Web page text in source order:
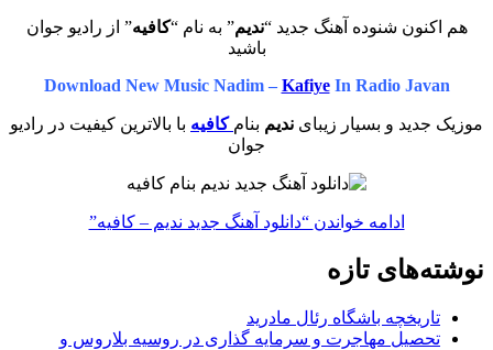
هم اکنون شنوده آهنگ جدید “ندیم” به نام “کافیه” از رادیو جوان
باشید
Download New Music Nadim – KafiyeIn Radio Javan
موزیک جدید و بسیار زیبای ندیم بنام کافیه با بالاترین کیفیت در رادیو
جوان
ادامه خواندن “دانلود آهنگ جدید ندیم – کافیه”
نوشته‌های تازه
تاریخچه باشگاه رئال مادرید
تحصیل مهاجرت و سرمایه گذاری در روسیه بلاروس و